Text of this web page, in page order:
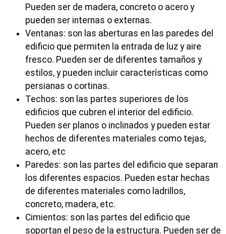
Pueden ser de madera, concreto o acero y
pueden ser internas o externas.
Ventanas: son las aberturas en las paredes del
edificio que permiten la entrada de luz y aire
fresco. Pueden ser de diferentes tamaños y
estilos, y pueden incluir características como
persianas o cortinas.
Techos: son las partes superiores de los
edificios que cubren el interior del edificio.
Pueden ser planos o inclinados y pueden estar
hechos de diferentes materiales como tejas,
acero, etc
Paredes: son las partes del edificio que separan
los diferentes espacios. Pueden estar hechas
de diferentes materiales como ladrillos,
concreto, madera, etc.
Cimientos: son las partes del edificio que
soportan el peso de la estructura. Pueden ser de